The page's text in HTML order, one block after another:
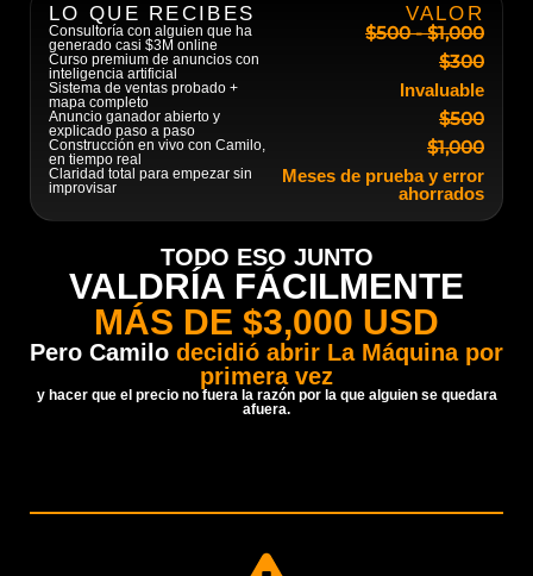
LO QUE RECIBES VALOR
Consultoría con alguien que ha
generado casi $3M online
$500 - $1,000
Curso premium de anuncios con
inteligencia artificial
$300
Sistema de ventas probado +
mapa completo
Invaluable
Anuncio ganador abierto y
explicado paso a paso
$500
Construcción en vivo con Camilo,
en tiempo real
$1,000
Claridad total para empezar sin
improvisar
Meses de prueba y error
ahorrados
TODO ESO JUNTO
VALDRÍA FÁCILMENTE
MÁS DE $3,000 USD
Pero Camilo decidió abrir La Máquina por
primera vez
y hacer que el precio no fuera la razón por la que alguien se quedara
afuera.